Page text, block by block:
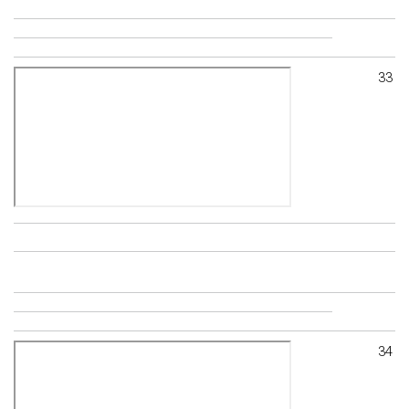
33
34